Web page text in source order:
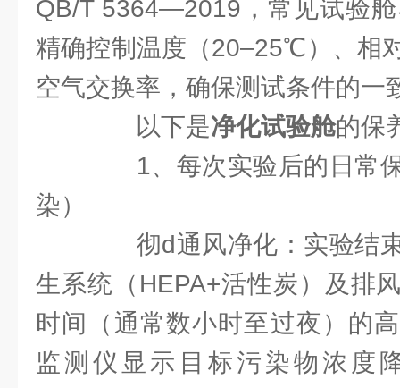
QB/T 5364—2019，常见试验
精确控制温度（20–25℃）、相
空气交换率，确保测试条件的一
以下是净化试验舱的保
1、每次实验后的日常保
染）
彻d通风净化：实验结束
生系统（HEPA+活性炭）及排
时间（通常数小时至过夜）的
监测仪显示目标污染物浓度